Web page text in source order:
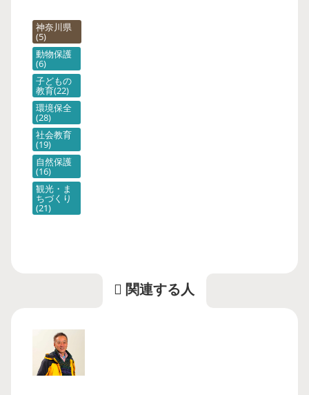
神奈川県
5
動物保護
6
子どもの
教育 22
環境保全
28
社会教育
19
自然保護
16
観光・ま
ちづくり
21
関連する人